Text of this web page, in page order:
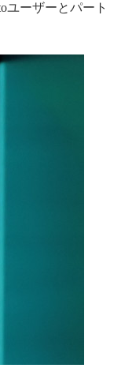
ユーザーとパート